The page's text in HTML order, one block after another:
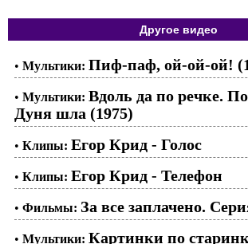
Другое видео
• Мультики: Пиф-паф, ой-ой-ой!
• Мультики: Вдоль да по речке.
Дуня шла (1975)
• Клипы: Егор Крид - Голос
• Клипы: Егор Крид - Телефон
• Фильмы: За все заплачено.
• Мультики: Картинки по